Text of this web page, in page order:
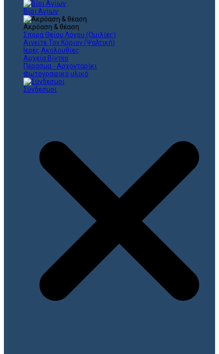
Βίοι Αγίων
Ακρόαση & θέαση
Σπορά Θείου Λόγου (Ομιλίες)
Αινείτε Τον Κύριον (Ψαλτική)
Ιερές Ακολουθίες
Αρχεία Βίντεο
Πέρασμα - Αρχονταρίκι
Φωτογραφικό υλικό
Σύνδεσμοι